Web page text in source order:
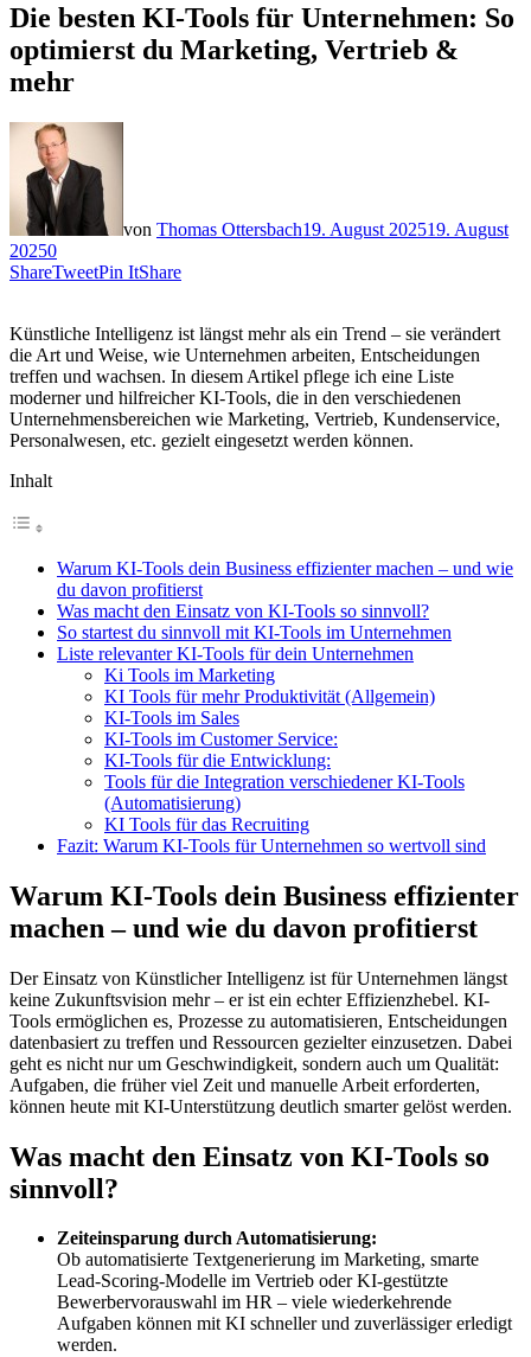
Die besten KI-Tools für Unternehmen: So
optimierst du Marketing, Vertrieb &
mehr
von Thomas Ottersbach19. August 202519. August
20250
ShareTweetPin ItShare
Künstliche Intelligenz ist längst mehr als ein Trend – sie verändert
die Art und Weise, wie Unternehmen arbeiten, Entscheidungen
treffen und wachsen. In diesem Artikel pflege ich eine Liste
moderner und hilfreicher KI-Tools, die in den verschiedenen
Unternehmensbereichen wie Marketing, Vertrieb, Kundenservice,
Personalwesen, etc. gezielt eingesetzt werden können.
Inhalt
Warum KI-Tools dein Business effizienter machen – und wie
du davon profitierst
Was macht den Einsatz von KI-Tools so sinnvoll?
So startest du sinnvoll mit KI-Tools im Unternehmen
Liste relevanter KI-Tools für dein Unternehmen
Ki Tools im Marketing
KI Tools für mehr Produktivität (Allgemein)
KI-Tools im Sales
KI-Tools im Customer Service:
KI-Tools für die Entwicklung:
Tools für die Integration verschiedener KI-Tools
(Automatisierung)
KI Tools für das Recruiting
Fazit: Warum KI-Tools für Unternehmen so wertvoll sind
Warum KI-Tools dein Business effizienter
machen – und wie du davon profitierst
Der Einsatz von Künstlicher Intelligenz ist für Unternehmen längst
keine Zukunftsvision mehr – er ist ein echter Effizienzhebel. KI-
Tools ermöglichen es, Prozesse zu automatisieren, Entscheidungen
datenbasiert zu treffen und Ressourcen gezielter einzusetzen. Dabei
geht es nicht nur um Geschwindigkeit, sondern auch um Qualität:
Aufgaben, die früher viel Zeit und manuelle Arbeit erforderten,
können heute mit KI-Unterstützung deutlich smarter gelöst werden.
Was macht den Einsatz von KI-Tools so
sinnvoll?
Zeiteinsparung durch Automatisierung:
Ob automatisierte Textgenerierung im Marketing, smarte
Lead-Scoring-Modelle im Vertrieb oder KI-gestützte
Bewerbervorauswahl im HR – viele wiederkehrende
Aufgaben können mit KI schneller und zuverlässiger erledigt
werden.